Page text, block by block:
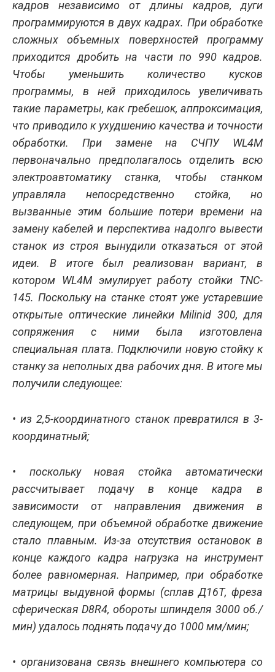
кадров независимо от длины кадров, дуги
программируются в двух кадрах. При обработке
сложных объемных поверхностей программу
приходится дробить на части по 990 кадров.
Чтобы уменьшить количество кусков
программы, в ней приходилось увеличивать
такие параметры, как гребешок, аппроксимация,
что приводило к ухудшению качества и точности
обработки. При замене на СЧПУ WL4M
первоначально предполагалось отделить всю
электроавтоматику станка, чтобы станком
управляла непосредственно стойка, но
вызванные этим большие потери времени на
замену кабелей и перспектива надолго вывести
станок из строя вынудили отказаться от этой
идеи. В итоге был реализован вариант, в
котором WL4M эмулирует работу стойки TNC-
145. Поскольку на станке стоят уже устаревшие
открытые оптические линейки Milinid 300, для
сопряжения с ними была изготовлена
специальная плата. Подключили новую стойку к
станку за неполных два рабочих дня. В итоге мы
получили следующее:
• из 2,5-координатного станок превратился в 3-
координатный;
• поскольку новая стойка автоматически
рассчитывает подачу в конце кадра в
зависимости от направления движения в
следующем, при объемной обработке движение
стало плавным. Из-за отсутствия остановок в
конце каждого кадра нагрузка на инструмент
более равномерная. Например, при обработке
матрицы выдувной формы (сплав Д16Т, фреза
сферическая D8R4, обороты шпинделя 3000 об./
мин) удалось поднять подачу до 1000 мм/мин;
• организована связь внешнего компьютера со